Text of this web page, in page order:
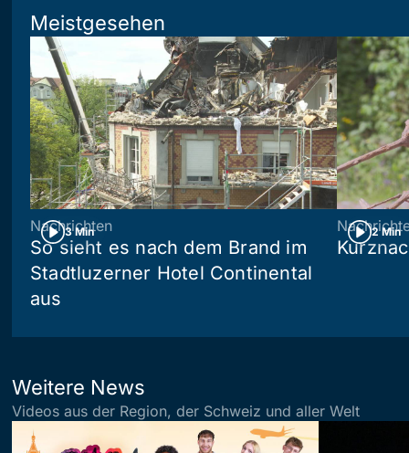
Meistgesehen
3 Min
Nachrichten
So sieht es nach dem Brand im
Stadtluzerner Hotel Continental
aus
2 Min
Weitere News
Videos aus der Region, der Schweiz und aller Welt